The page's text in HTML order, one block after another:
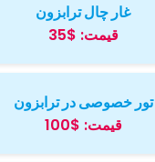
غار چال ترابزون
قیمت: $35
تور خصوصی در ترابزون
قیمت: $100